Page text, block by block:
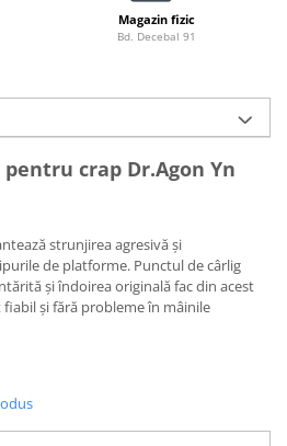
Magazin fizic
Bd. Decebal 91
crap Dr.Agon Yn
strunjirea agresivă și
de platforme. Punctul de cârlig
și îndoirea originală fac din acest
și fără probleme în mâinile